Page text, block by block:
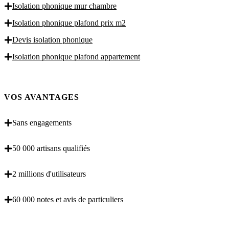
Isolation phonique mur chambre
Isolation phonique plafond prix m2
Devis isolation phonique
Isolation phonique plafond appartement
VOS AVANTAGES
Sans engagements
50 000 artisans qualifiés
2 millions d'utilisateurs
60 000 notes et avis de particuliers